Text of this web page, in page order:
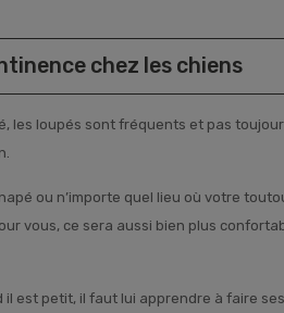
chez les chiens
les loupés sont fréquents et pas
ou n’importe quel lieu où votre
vous, ce sera aussi bien plus
il est petit, il faut lui apprendre à faire